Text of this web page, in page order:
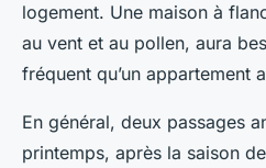
logement. Une maison à
au vent et au pollen, aura
fréquent qu’un appartement
En général, deux passages
printemps, après la saison